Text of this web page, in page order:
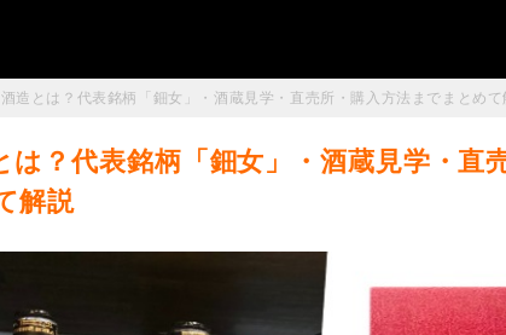
造とは？代表銘柄「鈿女」・酒蔵見学・直売所・購入方法までまとめて
は？代表銘柄「鈿女」・酒蔵見学・直
解説